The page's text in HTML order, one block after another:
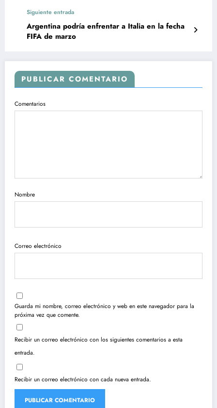
Siguiente entrada
Argentina podría enfrentar a Italia en la fecha
FIFA de marzo
PUBLICAR COMENTARIO
Comentarios
Nombre
Correo electrónico
Guarda mi nombre, correo electrónico y web en este navegador para la
próxima vez que comente.
Recibir un correo electrónico con los siguientes comentarios a esta
entrada.
Recibir un correo electrónico con cada nueva entrada.